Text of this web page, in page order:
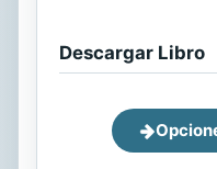
Descargar Libro